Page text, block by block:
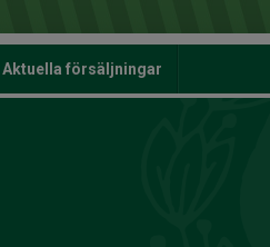
Aktuella försäljningar